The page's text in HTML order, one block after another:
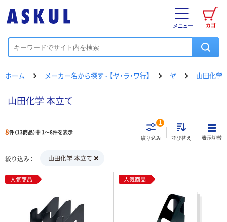
カゴ
メニュー
ホーム メーカー名から探す - 【ヤ・ラ・ワ行】 ヤ 山田化学
山田化学 本立て
8件（13商品）中 1～8件を表示
絞り込み
1
並び替え 表示切替
絞り込み 山田化学 本立て
人気商品 人気商品